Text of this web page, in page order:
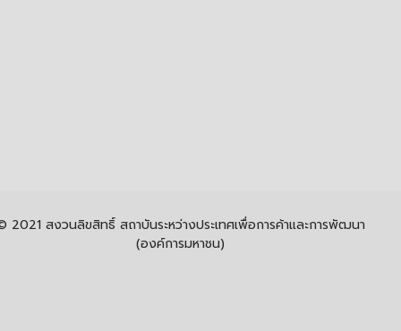
2021 สงวนลิขสิทธิ์ สถาบันระหว่างประเทศเพื่อการค้าและการพัฒนา
(องค์การมหาชน)